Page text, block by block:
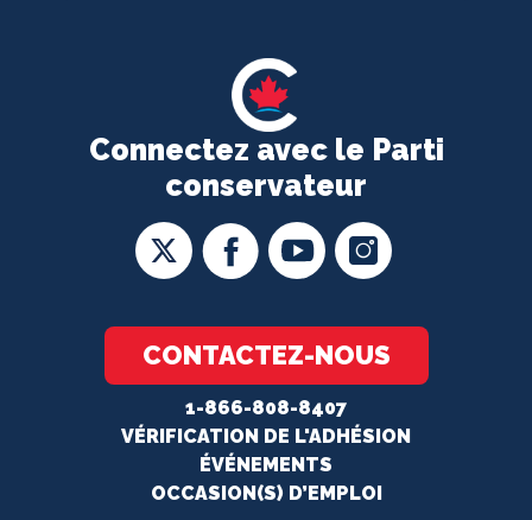
Connectez avec le Parti
conservateur
CONTACTEZ-NOUS
1-866-808-8407
VÉRIFICATION DE L'ADHÉSION
ÉVÉNEMENTS
OCCASION(S) D’EMPLOI